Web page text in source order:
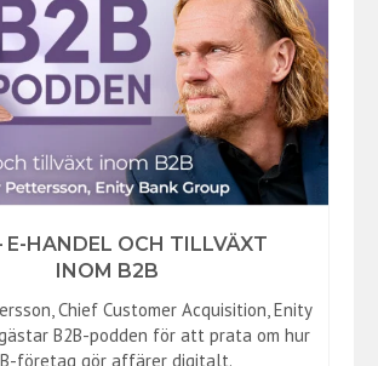
E-HANDEL OCH TILLVÄXT
INOM B2B
Chief Customer Acquisition, Enity
B2B-podden för att prata om hur
företag gör affärer digitalt.